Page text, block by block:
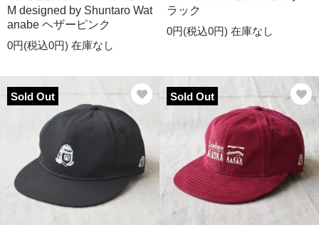
M designed by Shuntaro Wat
anabe ヘザーピンク
0円(税込0円) 在庫なし
ラック
0円(税込0円) 在庫なし
Sold Out Sold Out